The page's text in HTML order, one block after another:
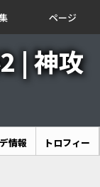
ページ
| 神攻
情報 トロフィー